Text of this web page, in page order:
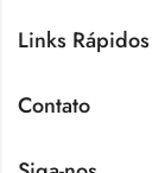
Links Rápidos
Contato